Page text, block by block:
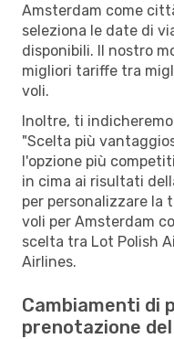
Amsterdam come
seleziona le date di
disponibili. Il nostro
migliori tariffe tra
voli.
Inoltre, ti
"Scelta più
l'opzione più
in cima ai risultati
per personalizzare la
voli per Amsterdam
scelta tra Lot Polish
Airlines.
Cambiamenti di
prenotazione del